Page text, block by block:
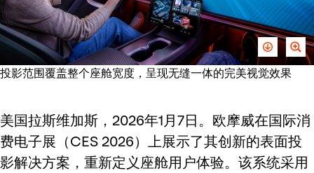
投影范围覆盖整个座舱宽度，呈现无缝一体的完美视觉效果
美国拉斯维加斯，2026年1月7日。欧摩威在国际消
费电子展（CES 2026）上展示了其创新的表面投
影解决方案，重新定义座舱用户体验。该系统采用